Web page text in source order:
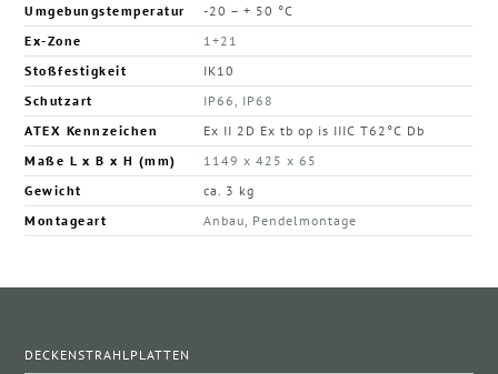
Umgebungstemperatur
-20 – + 50 °C
Ex-Zone
1+21
Stoßfestigkeit
IK10
Schutzart
IP66, IP68
ATEX Kennzeichen
Ex II 2D Ex tb op is IIIC T62°C Db
Maße L x B x H (mm)
1149 x 425 x 65
Gewicht
ca. 3 kg
Montageart
Anbau, Pendelmontage
DECKENSTRAHLPLATTEN